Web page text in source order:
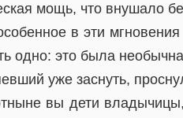
мощь, что внушало
в эти
одно: это была
уже заснуть,
вы дети